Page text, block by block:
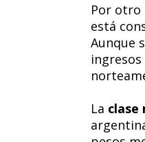
Por otro
está
Aunque
La clase